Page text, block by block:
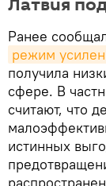
Ранее
режим
получила
сфере. В
считают, что
истинных